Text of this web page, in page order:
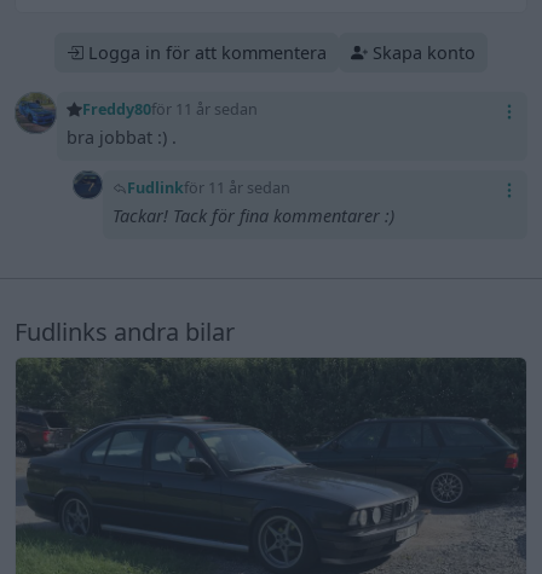
Logga in för att kommentera Skapa konto
Freddy80för 11 år sedan
bra jobbat :) .
Fudlinkför 11 år sedan
Tackar! Tack för fina kommentarer :)
Fudlinks andra bilar